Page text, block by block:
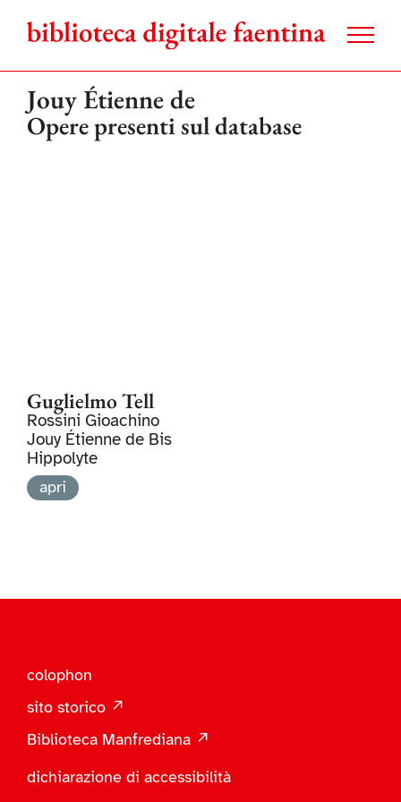
contenuto
Jouy Étienne de
Opere presenti sul database
Guglielmo Tell
Rossini Gioachino
Jouy Étienne de Bis
Hippolyte
apri
colophon
sito storico ↗
Biblioteca Manfrediana ↗
dichiarazione di accessibilità